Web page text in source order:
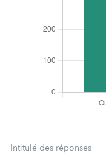
Intitulé des réponses